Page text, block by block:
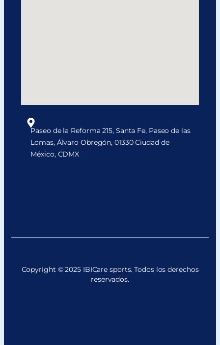
Paseo de la Reforma 215, Santa Fe, Paseo de las
Lomas, Álvaro Obregón, 01330 Ciudad de
México, CDMX
Copyright © 2025 IBICare sports. Todos los derechos
reservados.